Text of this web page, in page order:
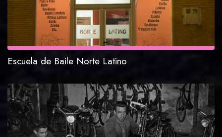
Escuela de Baile Norte Latino